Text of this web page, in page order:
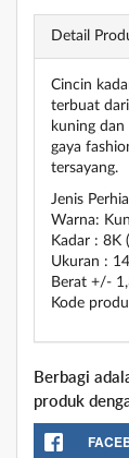
Detail
Cincin
terbuat
kuning
gaya
tersayang.
Jenis
Warna:
Kadar : 8K
Ukuran : 14
Berat +/-
Kode
Berbagi
produk